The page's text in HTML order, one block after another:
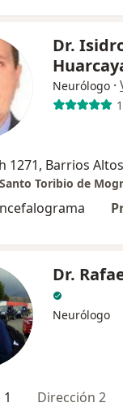
Dr.
Neurólogo ·
1271, Barrios Altos
Dr.
Neurólogo
Dirección 2